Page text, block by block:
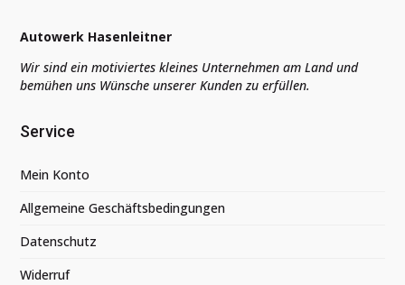
Autowerk Hasenleitner
Wir sind ein motiviertes kleines Unternehmen am Land und
bemühen uns Wünsche unserer Kunden zu erfüllen.
Service
Mein Konto
Allgemeine Geschäftsbedingungen
Datenschutz
Widerruf